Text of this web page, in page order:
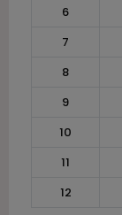
6
7
8
9
10
11
12